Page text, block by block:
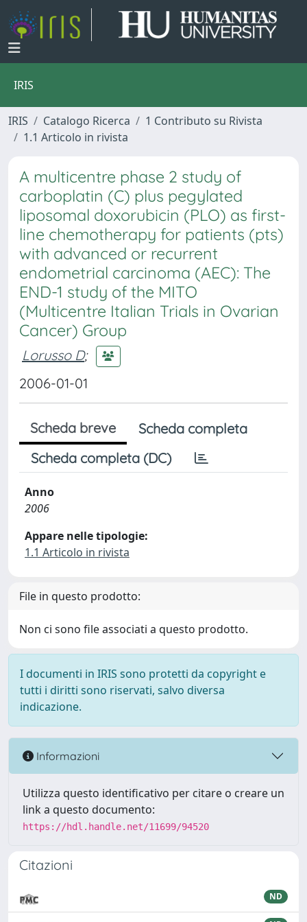
IRIS
IRIS Catalogo Ricerca
1 Contributo su Rivista
1.1 Articolo in rivista
A multicentre phase 2 study of
carboplatin (C) plus pegylated
liposomal doxorubicin (PLO) as first-
line chemotherapy for patients (pts)
with advanced or recurrent
endometrial carcinoma (AEC): The
END-1 study of the MITO
(Multicentre Italian Trials in Ovarian
Cancer) Group
Lorusso D;
2006-01-01
Scheda breve
Scheda completa
Scheda completa (DC)
Anno
2006
Appare nelle tipologie:
1.1 Articolo in rivista
File in questo prodotto:
Non ci sono file associati a questo prodotto.
I documenti in IRIS sono protetti da copyright e
tutti i diritti sono riservati, salvo diversa
indicazione.
Informazioni
Utilizza questo identificativo per citare o creare un
link a questo documento:
https://hdl.handle.net/11699/94520
Citazioni
ND